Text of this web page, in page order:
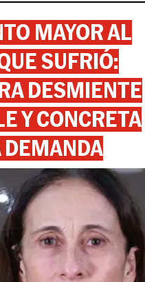
MAYOR AL
SUFRIÓ:
DESMIENTE
Y CONCRETA